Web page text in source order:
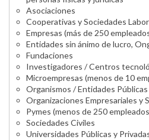
Asociaciones
Cooperativas y Sociedades
Empresas (más de 250
Entidades sin ánimo de lucro,
Fundaciones
Investigadores / Centros
Microempresas (menos de 10
Organismos / Entidades Públicas
Organizaciones Empresariales y
Pymes (menos de 250
Sociedades Civiles
Universidades Públicas y